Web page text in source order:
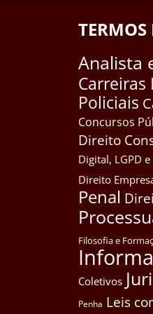
Analista
Carreiras
Policiais
Concursos
Direito
Digital, LGPD
Direito
Penal
Filosofia e
Coletivos
Penha Leis